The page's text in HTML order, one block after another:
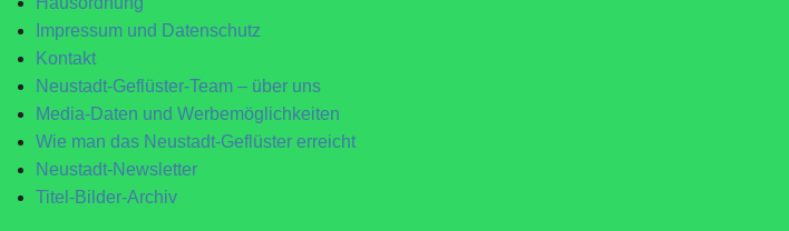
Impressum und Datenschutz
Kontakt
Neustadt-Geflüster-Team – über uns
Media-Daten und Werbemöglichkeiten
Wie man das Neustadt-Geflüster erreicht
Neustadt-Newsletter
Titel-Bilder-Archiv